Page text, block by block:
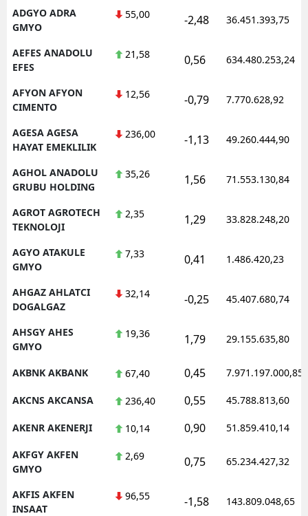
ADGYO ADRA
GMYO
55,00 -2,48 36.451.393,75
AEFES ANADOLU
EFES
21,58 0,56 634.480.253,24
AFYON AFYON
CIMENTO
12,56 -0,79 7.770.628,92
AGESA AGESA
HAYAT EMEKLILIK
236,00 -1,13 49.260.444,90
AGHOL ANADOLU
GRUBU HOLDING
35,26 1,56 71.553.130,84
AGROT AGROTECH
TEKNOLOJI
2,35 1,29 33.828.248,20
AGYO ATAKULE
GMYO
7,33 0,41 1.486.420,23
AHGAZ AHLATCI
DOGALGAZ
32,14 -0,25 45.407.680,74
AHSGY AHES
GMYO
19,36 1,79 29.155.635,80
AKBNK AKBANK 67,40 0,45 7.971.197.000,85
AKCNS AKCANSA 236,40 0,55 45.788.813,60
AKENR AKENERJI 10,14 0,90 51.859.410,14
AKFGY AKFEN
GMYO
2,69 0,75 65.234.427,32
AKFIS AKFEN
INSAAT
96,55 -1,58 143.809.048,65